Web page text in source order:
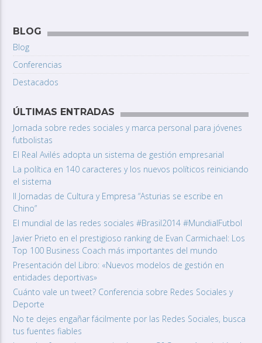
BLOG
Blog
Conferencias
Destacados
ÚLTIMAS ENTRADAS
Jornada sobre redes sociales y marca personal para jóvenes
futbolistas
El Real Avilés adopta un sistema de gestión empresarial
La política en 140 caracteres y los nuevos políticos reiniciando
el sistema
II Jornadas de Cultura y Empresa “Asturias se escribe en
Chino”
El mundial de las redes sociales #Brasil2014 #MundialFutbol
Javier Prieto en el prestigioso ranking de Evan Carmichael: Los
Top 100 Business Coach más importantes del mundo
Presentación del Libro: «Nuevos modelos de gestión en
entidades deportivas»
Cuánto vale un tweet? Conferencia sobre Redes Sociales y
Deporte
No te dejes engañar fácilmente por las Redes Sociales, busca
tus fuentes fiables